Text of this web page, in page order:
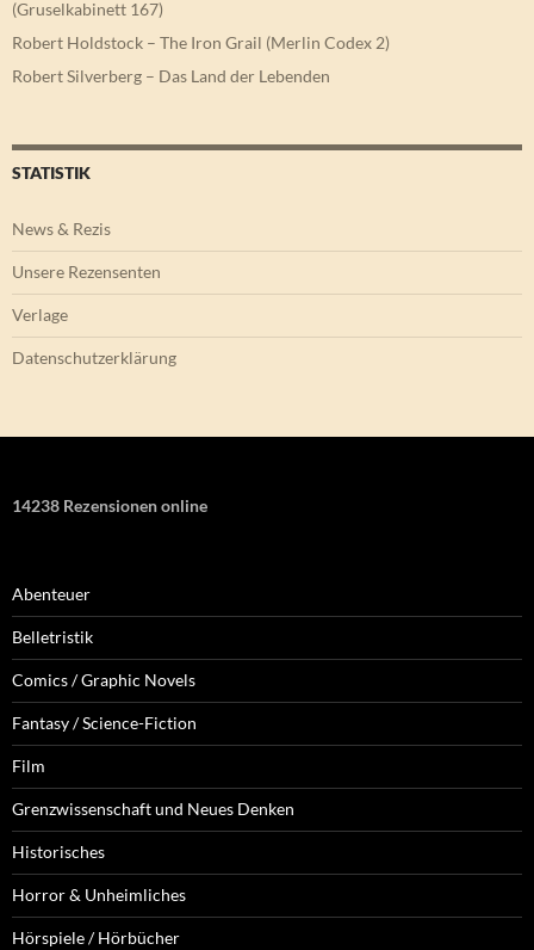
(Gruselkabinett 167)
Robert Holdstock – The Iron Grail (Merlin Codex 2)
Robert Silverberg – Das Land der Lebenden
STATISTIK
News & Rezis
Unsere Rezensenten
Verlage
Datenschutzerklärung
14238 Rezensionen online
Abenteuer
Belletristik
Comics / Graphic Novels
Fantasy / Science-Fiction
Film
Grenzwissenschaft und Neues Denken
Historisches
Horror & Unheimliches
Hörspiele / Hörbücher